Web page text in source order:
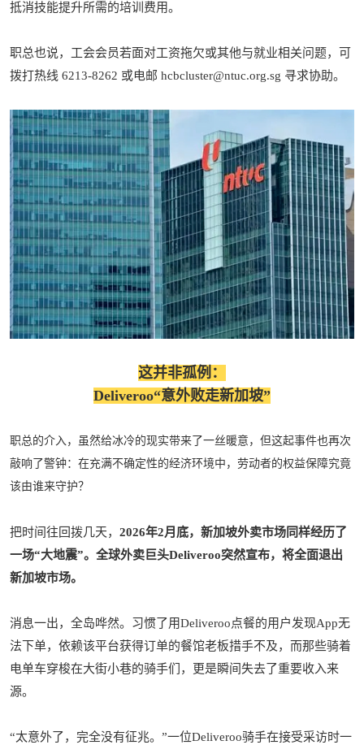
抵消技能提升所需的培训费用。
职总也说，工会会员若面对工资拖欠或其他与就业相关问题，可
拨打热线 6213-8262 或电邮 hcbcluster@ntuc.org.sg 寻求协助。
这并非孤例：
Deliveroo“意外败走新加坡”
职总的介入，虽然给冰冷的现实带来了一丝暖意，但这起事件也再次
敲响了警钟：在充满不确定性的经济环境中，劳动者的权益保障究竟
该由谁来守护？
把时间往回拨几天，2026年2月底，新加坡外卖市场同样经历了
一场“大地震”。全球外卖巨头Deliveroo突然宣布，将全面退出
新加坡市场。
消息一出，全岛哗然。习惯了用Deliveroo点餐的用户发现App无
法下单，依赖该平台获得订单的餐馆老板措手不及，而那些骑着
电单车穿梭在大街小巷的骑手们，更是瞬间失去了重要收入来
源。
“太意外了，完全没有征兆。”一位Deliveroo骑手在接受采访时一